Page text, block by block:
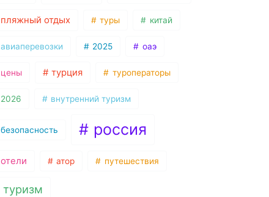
пляжный отдых туры китай
авиаперевозки 2025 оаэ
цены турция туроператоры
2026 внутренний туризм
безопасность россия
отели атор путешествия
туризм